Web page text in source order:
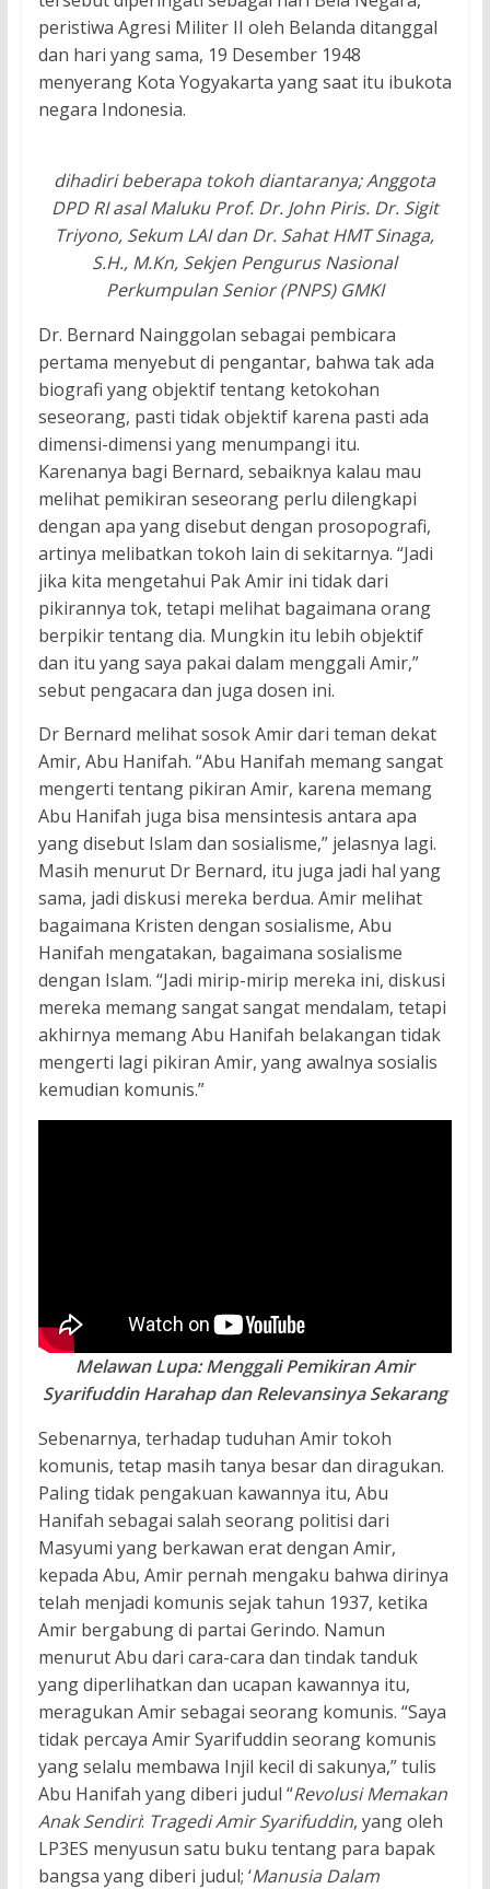
peristiwa Agresi Militer II oleh Belanda ditanggal
dan hari yang sama, 19 Desember 1948
menyerang Kota Yogyakarta yang saat itu ibukota
negara Indonesia.
dihadiri beberapa tokoh diantaranya; Anggota
DPD RI asal Maluku Prof. Dr. John Piris. Dr. Sigit
Triyono, Sekum LAI dan Dr. Sahat HMT Sinaga,
S.H., M.Kn, Sekjen Pengurus Nasional
Perkumpulan Senior (PNPS) GMKI
Dr. Bernard Nainggolan sebagai pembicara
pertama menyebut di pengantar, bahwa tak ada
biografi yang objektif tentang ketokohan
seseorang, pasti tidak objektif karena pasti ada
dimensi-dimensi yang menumpangi itu.
Karenanya bagi Bernard, sebaiknya kalau mau
melihat pemikiran seseorang perlu dilengkapi
dengan apa yang disebut dengan prosopografi,
artinya melibatkan tokoh lain di sekitarnya. “Jadi
jika kita mengetahui Pak Amir ini tidak dari
pikirannya tok, tetapi melihat bagaimana orang
berpikir tentang dia. Mungkin itu lebih objektif
dan itu yang saya pakai dalam menggali Amir,”
sebut pengacara dan juga dosen ini.
Dr Bernard melihat sosok Amir dari teman dekat
Amir, Abu Hanifah. “Abu Hanifah memang sangat
mengerti tentang pikiran Amir, karena memang
Abu Hanifah juga bisa mensintesis antara apa
yang disebut Islam dan sosialisme,” jelasnya lagi.
Masih menurut Dr Bernard, itu juga jadi hal yang
sama, jadi diskusi mereka berdua. Amir melihat
bagaimana Kristen dengan sosialisme, Abu
Hanifah mengatakan, bagaimana sosialisme
dengan Islam. “Jadi mirip-mirip mereka ini, diskusi
mereka memang sangat sangat mendalam, tetapi
akhirnya memang Abu Hanifah belakangan tidak
mengerti lagi pikiran Amir, yang awalnya sosialis
kemudian komunis.”
Melawan Lupa: Menggali Pemikiran Amir
Syarifuddin Harahap dan Relevansinya Sekarang
Sebenarnya, terhadap tuduhan Amir tokoh
komunis, tetap masih tanya besar dan diragukan.
Paling tidak pengakuan kawannya itu, Abu
Hanifah sebagai salah seorang politisi dari
Masyumi yang berkawan erat dengan Amir,
kepada Abu, Amir pernah mengaku bahwa dirinya
telah menjadi komunis sejak tahun 1937, ketika
Amir bergabung di partai Gerindo. Namun
menurut Abu dari cara-cara dan tindak tanduk
yang diperlihatkan dan ucapan kawannya itu,
meragukan Amir sebagai seorang komunis. “Saya
tidak percaya Amir Syarifuddin seorang komunis
yang selalu membawa Injil kecil di sakunya,” tulis
Abu Hanifah yang diberi judul “Revolusi Memakan
Anak Sendiri: Tragedi Amir Syarifuddin, yang oleh
LP3ES menyusun satu buku tentang para bapak
bangsa yang diberi judul; ‘Manusia Dalam